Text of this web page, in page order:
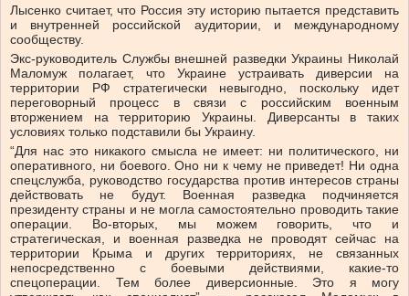
Лысенко считает, что Россия эту историю пытается представить
и внутренней российской аудитории, и международному
сообществу.
Экс-руководитель Службы внешней разведки Украины Николай
Маломуж полагает, что Украине устраивать диверсии на
территории РФ стратегически невыгодно, поскольку идет
переговорный процесс в связи с российским военным
вторжением на территорию Украины. Диверсанты в таких
условиях только подставили бы Украину.
“Для нас это никакого смысла не имеет: ни политического, ни
оперативного, ни боевого. Оно ни к чему не приведет! Ни одна
спецслужба, руководство государства против интересов страны
действовать не будут. Военная разведка подчиняется
президенту страны и не могла самостоятельно проводить такие
операции. Во-вторых, мы можем говорить, что и
стратегическая, и военная разведка не проводят сейчас на
территории Крыма и других территориях, не связанных
непосредственно с боевыми действиями, какие-то
спецоперации. Тем более диверсионные. Это я могу